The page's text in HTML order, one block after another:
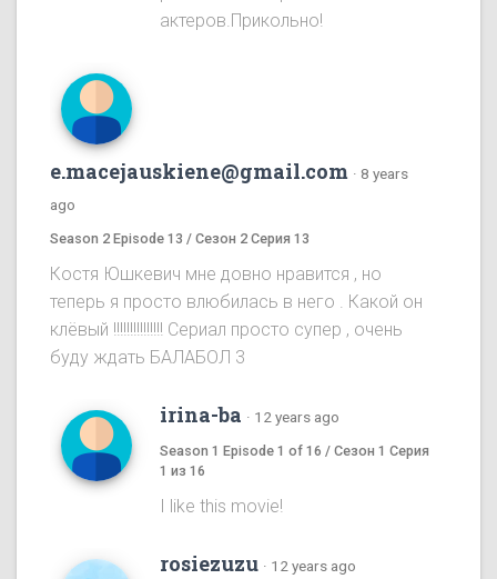
актеров.Прикольно!
e.macejauskiene@gmail.com · 8 years
ago
Season 2 Episode 13 / Сезон 2 Серия 13
Костя Юшкевич мне довно нравится , но
теперь я просто влюбилась в него . Какой он
клёвый !!!!!!!!!!!!!!! Сериал просто супер , очень
буду ждать БАЛАБОЛ 3
irina-ba · 12 years ago
Season 1 Episode 1 of 16 / Сезон 1 Серия
1 из 16
I like this movie!
rosiezuzu · 12 years ago